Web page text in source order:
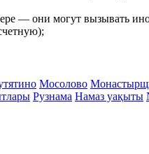
— они могут вызывать
Мосолово
Рузнама Намаз уақыты